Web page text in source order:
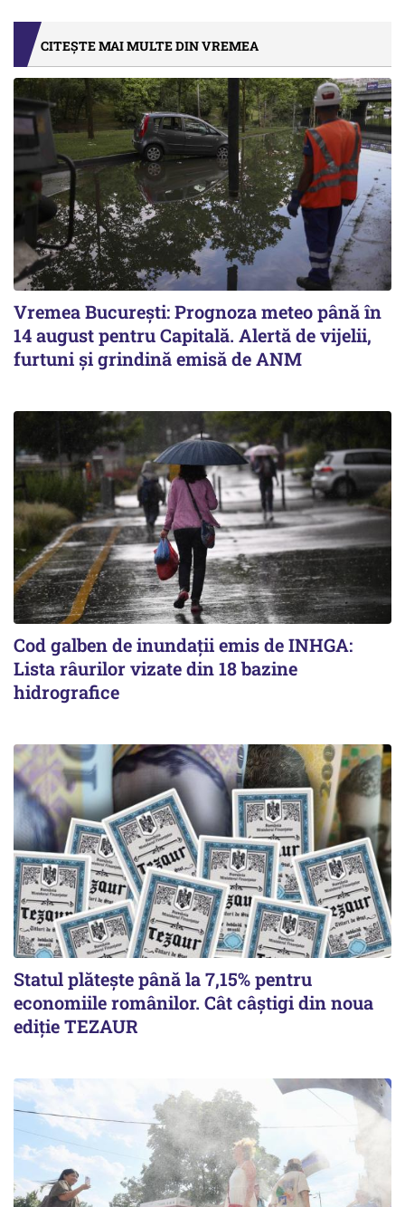
CITEȘTE MAI MULTE DIN VREMEA
Vremea București: Prognoza meteo până în
14 august pentru Capitală. Alertă de vijelii,
furtuni și grindină emisă de ANM
Cod galben de inundații emis de INHGA:
Lista râurilor vizate din 18 bazine
hidrografice
Statul plătește până la 7,15% pentru
economiile românilor. Cât câștigi din noua
ediție TEZAUR